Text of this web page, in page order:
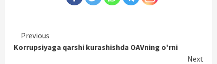
Continue
Reading
Previous
Korrupsiyaga qarshi kurashishda OAVning o'rni
Next